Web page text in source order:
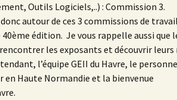
Outils Logiciels,..) : Commission 3.
donc autour de ces 3 commissions de
édition. Je vous rappelle aussi
les exposants et découvrir
l’équipe GEII du Havre, le
en Haute Normandie et la bienvenue